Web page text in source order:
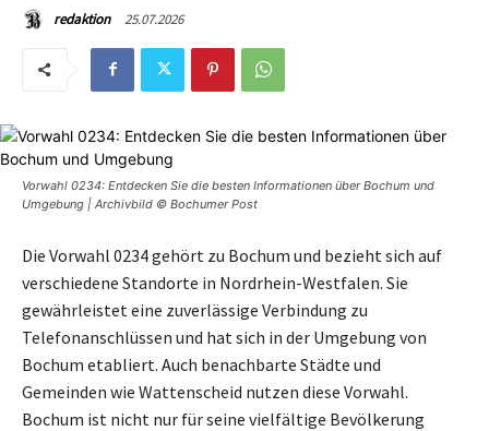
redaktion 25.07.2026
Vorwahl 0234: Entdecken Sie die besten Informationen über Bochum und
Umgebung | Archivbild © Bochumer Post
Die Vorwahl 0234 gehört zu Bochum und bezieht sich auf
verschiedene Standorte in Nordrhein-Westfalen. Sie
gewährleistet eine zuverlässige Verbindung zu
Telefonanschlüssen und hat sich in der Umgebung von
Bochum etabliert. Auch benachbarte Städte und
Gemeinden wie Wattenscheid nutzen diese Vorwahl.
Bochum ist nicht nur für seine vielfältige Bevölkerung